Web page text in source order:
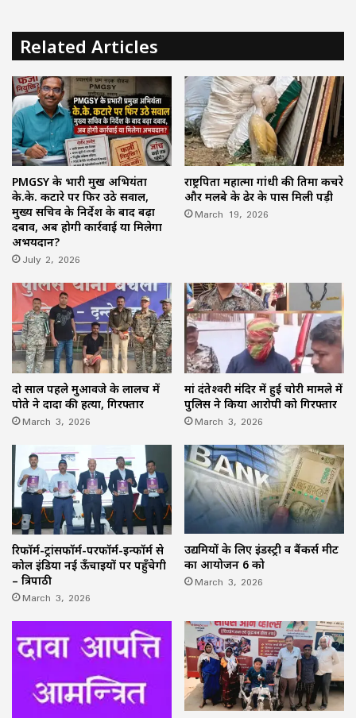
Related Articles
PMGSY के प्रभारी प्रमुख अभियंता
के.के. कटारे पर फिर उठे सवाल,
मुख्य सचिव के निर्देश के बाद बढ़ा
दबाव, अब होगी कार्रवाई या मिलेगा
अभयदान?
July 2, 2026
राष्ट्रपिता महात्मा गांधी की प्रतिमा कचरे
और मलबे के ढेर के पास मिली पड़ी
March 19, 2026
दो साल पहले मुआवजे के लालच में
पोते ने दादा की हत्या, गिरफ्तार
March 3, 2026
मां दंतेश्वरी मंदिर में हुई चोरी मामले में
पुलिस ने किया आरोपी को गिरफ्तार
March 3, 2026
रिफॉर्म-ट्रांसफॉर्म-परफॉर्म-इन्फॉर्म से
कोल इंडिया नई ऊँचाइयों पर पहुँचेगी
– त्रिपाठी
March 3, 2026
उद्यमियों के लिए इंडस्ट्री व बैंकर्स मीट
का आयोजन 6 को
March 3, 2026